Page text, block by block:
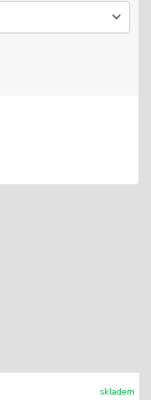
skladem